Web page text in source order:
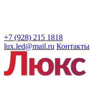
+7 (928) 215 1818
lux.led@mail.ru Контакты